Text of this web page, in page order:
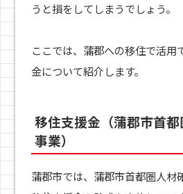
うと損をしてしまうでしょう。
ここでは、蒲郡への移住で活用
金について紹介します。
移住支援金（蒲郡市首
事業）
蒲郡市では、蒲郡市首都圏人材